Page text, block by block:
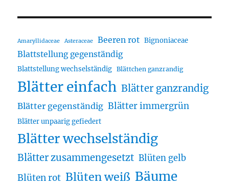
Amaryllidaceae Asteraceae Beeren rot Bignoniaceae
Blattstellung gegenständig
Blattstellung wechselständig Blättchen ganzrandig
Blätter einfach Blätter ganzrandig
Blätter gegenständig Blätter immergrün
Blätter unpaarig gefiedert
Blätter wechselständig
Blätter zusammengesetzt Blüten gelb
Blüten rot Blüten weiß Bäume